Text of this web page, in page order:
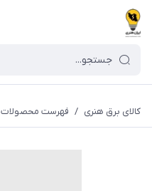
کالای برق هنری / فهرست محصولات